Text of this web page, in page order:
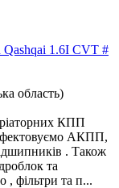
1.6I CVT #
область)
КПП
АКПП,
. Також
та
фільтри та п...